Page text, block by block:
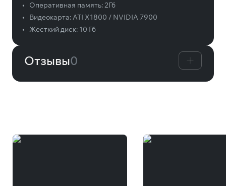
•
Оперативная память:2Гб
•
Видеокарта:ATI X1800 / NVIDIA 7900
•
Жесткий диск: 10 Гб
Отзывы0